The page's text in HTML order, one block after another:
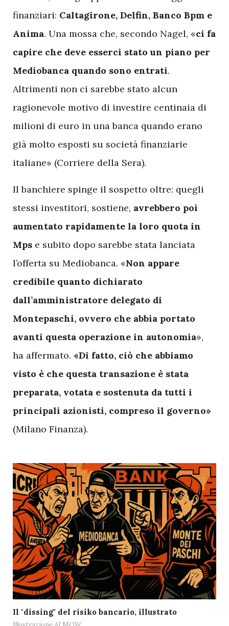
finanziari: Caltagirone, Delfin, Banco Bpm e
Anima. Una mossa che, secondo Nagel, «ci fa
capire che deve esserci stato un piano per
Mediobanca quando sono entrati.
Altrimenti non ci sarebbe stato alcun
ragionevole motivo di investire centinaia di
milioni di euro in una banca quando erano
già molto esposti su società finanziarie
italiane» (Corriere della Sera).
Il banchiere spinge il sospetto oltre: quegli
stessi investitori, sostiene, avrebbero poi
aumentato rapidamente la loro quota in
Mps e subito dopo sarebbe stata lanciata
l’offerta su Mediobanca. «Non appare
credibile quanto dichiarato
dall’amministratore delegato di
Montepaschi, ovvero che abbia portato
avanti questa operazione in autonomia»,
ha affermato. «Di fatto, ciò che abbiamo
visto è che questa transazione è stata
preparata, votata e sostenuta da tutti i
principali azionisti, compreso il governo»
(Milano Finanza).
Il "dissing" del risiko bancario, illustrato